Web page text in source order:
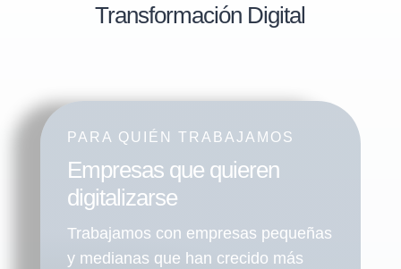
Transformación Digital
PARA QUIÉN TRABAJAMOS
Empresas que quieren
digitalizarse
Trabajamos con empresas pequeñas
y medianas que han crecido más